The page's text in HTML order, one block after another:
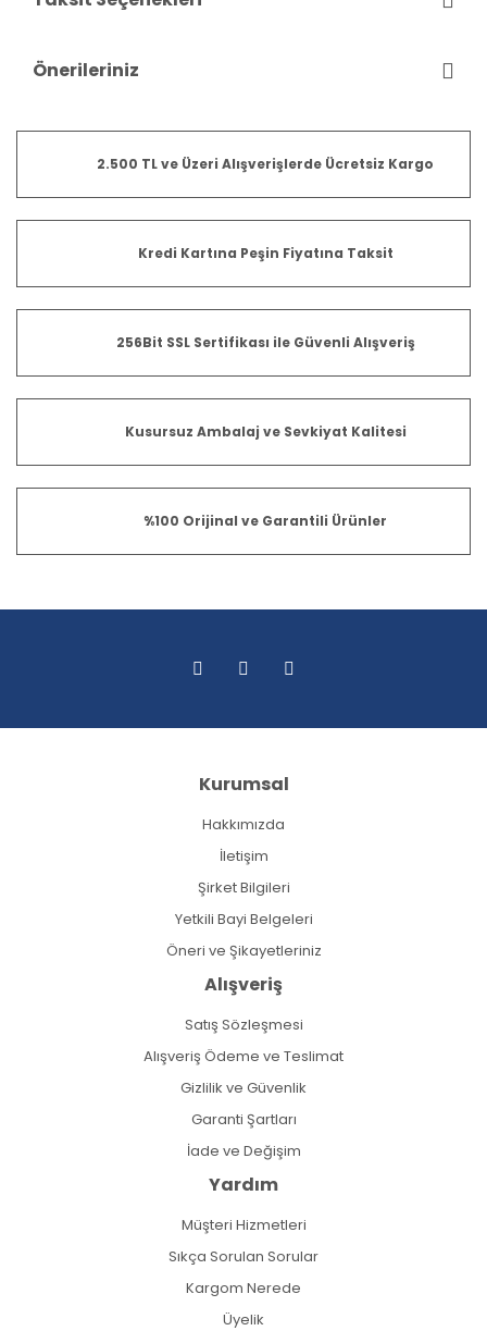
Önerileriniz
2.500 TL ve Üzeri Alışverişlerde Ücretsiz Kargo
Kredi Kartına Peşin Fiyatına Taksit
256Bit SSL Sertifikası ile Güvenli Alışveriş
Kusursuz Ambalaj ve Sevkiyat Kalitesi
%100 Orijinal ve Garantili Ürünler
Kurumsal
Hakkımızda
İletişim
Şirket Bilgileri
Yetkili Bayi Belgeleri
Öneri ve Şikayetleriniz
Alışveriş
Satış Sözleşmesi
Alışveriş Ödeme ve Teslimat
Gizlilik ve Güvenlik
Garanti Şartları
İade ve Değişim
Yardım
Müşteri Hizmetleri
Sıkça Sorulan Sorular
Kargom Nerede
Üyelik